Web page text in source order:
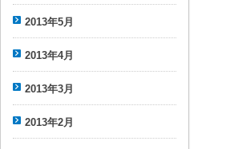
2013年5月
2013年4月
2013年3月
2013年2月